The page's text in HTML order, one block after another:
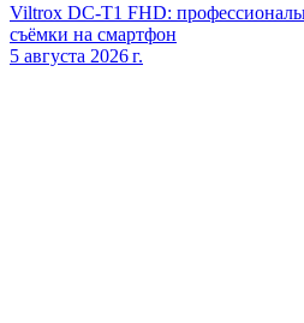
Viltrox DC‑T1 FHD:
съёмки на смартфон
5 августа 2026 г.